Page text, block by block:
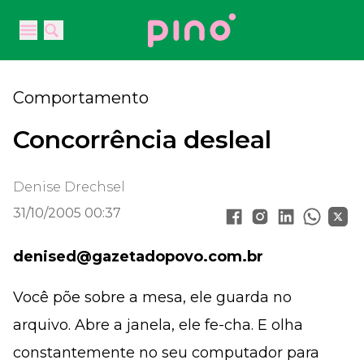
Open main menu
Open main menu
Your Company
Comportamento
Concorrência desleal
Denise Drechsel
31/10/2005 00:37
denised@gazetadopovo.com.br
Você põe sobre a mesa, ele guarda no
arquivo. Abre a janela, ele fe-cha. E olha
constantemente no seu computador para